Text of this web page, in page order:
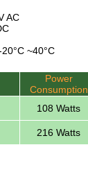
AC
20°C ~40°C
Power
Consumption
108 Watts
216 Watts